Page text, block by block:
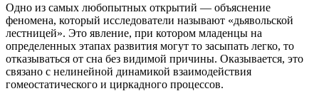
Одно из самых любопытных открытий — объяснение
феномена, который исследователи называют «дьявольской
лестницей». Это явление, при котором младенцы на
определенных этапах развития могут то засыпать легко, то
отказываться от сна без видимой причины. Оказывается, это
связано с нелинейной динамикой взаимодействия
гомеостатического и циркадного процессов.